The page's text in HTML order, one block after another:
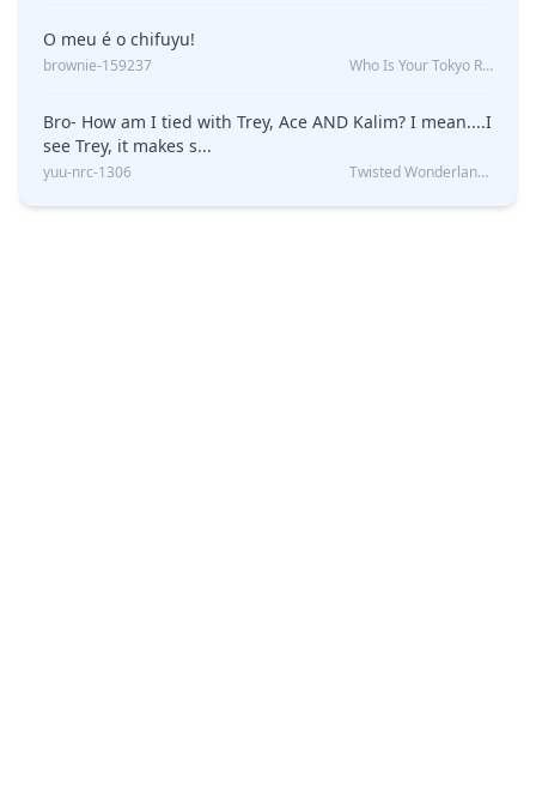
O meu é o chifuyu!
brownie-159237 Who Is Your Tokyo Revengers Boyfriend?
Bro- How am I tied with Trey, Ace AND Kalim? I mean....I
see Trey, it makes s...
yuu-nrc-1306 Twisted Wonderland Kin Quiz